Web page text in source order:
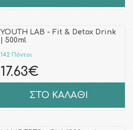
YOUTH LAB - Fit & Detox Drink
| 500ml
142 Πόντοι
17.63€
ΣΤΟ ΚΑΛΑΘΙ